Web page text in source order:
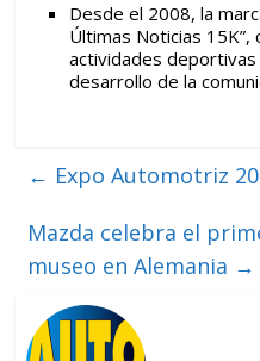
Desde el 2008, la
Últimas Noticias
actividades
desarrollo de la
← Expo Automotriz
Mazda celebra el
museo en Alemania →